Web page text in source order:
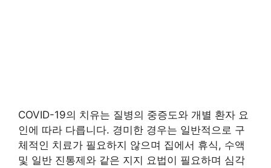
COVID-19의 치유는 질병의 중증도와 개별 환자 요
인에 따라 다릅니다. 경미한 경우는 일반적으로 구
체적인 치료가 필요하지 않으며 집에서 휴식, 수액
및 일반 진통제와 같은 지지 요법이 필요하며 심각